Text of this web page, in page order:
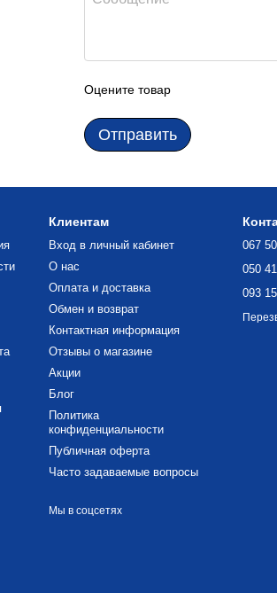
Оцените товар
Отправить
Клиентам
Вход в личный кабинет
О нас
Оплата и доставка
Обмен и возврат
Контактная информация
Отзывы о магазине
Акции
Блог
Политика
конфиденциальности
Публичная оферта
Часто задаваемые вопросы
Мы в соцсетях
067
050
093